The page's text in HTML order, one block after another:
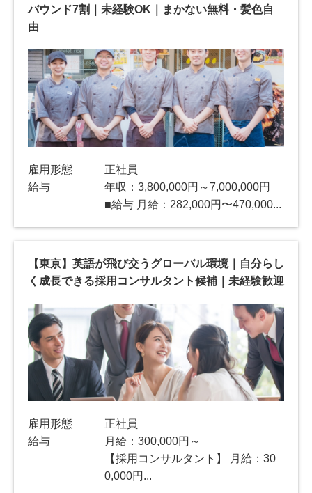
バウンド7割｜未経験OK｜まかない無料・髪色自
由
雇用形態
正社員
給与
年収：3,800,000円～7,000,000円
■給与 月給：282,000円〜470,000...
【東京】英語が飛び交うグローバル環境｜自分らし
く成長できる採用コンサルタント候補｜未経験歓迎
雇用形態
正社員
給与
月給：300,000円～
【採用コンサルタント】 月給：30
0,000円...